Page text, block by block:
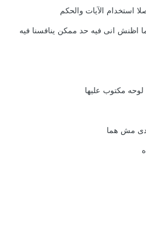
استخدام الآيات والحكم
اظنش انى فيه حد ممكن ينافسنا فيه
مكتوب عليها
مش هما